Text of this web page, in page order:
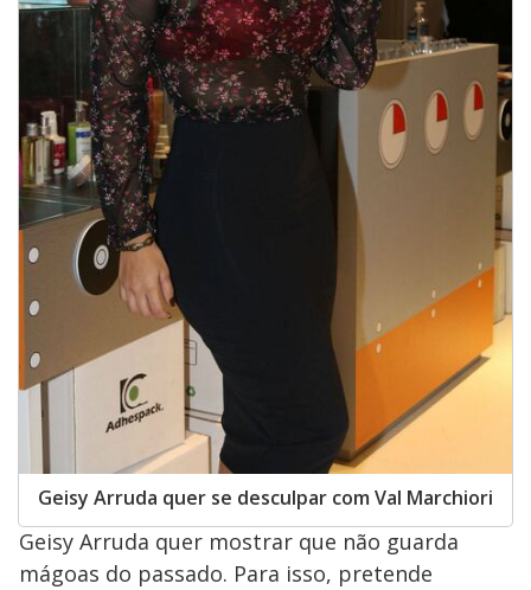
Geisy Arruda quer se desculpar com Val Marchiori
Geisy Arruda quer mostrar que não guarda
mágoas do passado. Para isso, pretende